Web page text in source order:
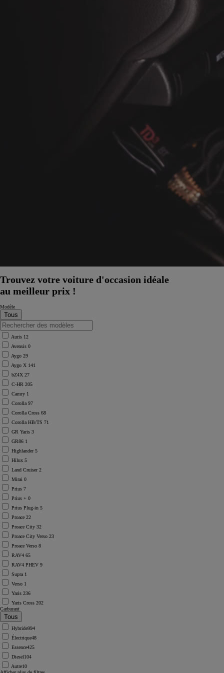
Trouvez votre voiture d'occasion idéale
au meilleur prix !
Modèle
Auris 12
Avensis 0
Aygo 29
Aygo X 141
bZ4X 27
C-HR 205
Camry 1
Corolla 97
Corolla Cross 68
Corolla HB/TS 71
GR Yaris 3
GR86 1
Highlander5
Hilux 5
Land Cruiser2
Mirai 0
Prius 7
Prius + 0
Prius Plug-in 5
Proace 22
Proace City 32
Proace City Verso 23
Proace Verso 8
RAV4 65
RAV4 PHEV 9
Supra 1
Verso 1
Yaris 236
Yaris Cross 202
Carburant
Hybride994
Électrique48
Essence425
Diesel104
Autre10